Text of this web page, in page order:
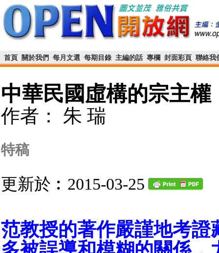
首頁 關於我們 每月文選 每期目錄 主編的話 專欄 封面彩頁 聯絡我
中華民國虛構的宗主權
作者： 朱 瑞
特稿
更新於︰2015-03-25
范教授的著作嚴謹地考證